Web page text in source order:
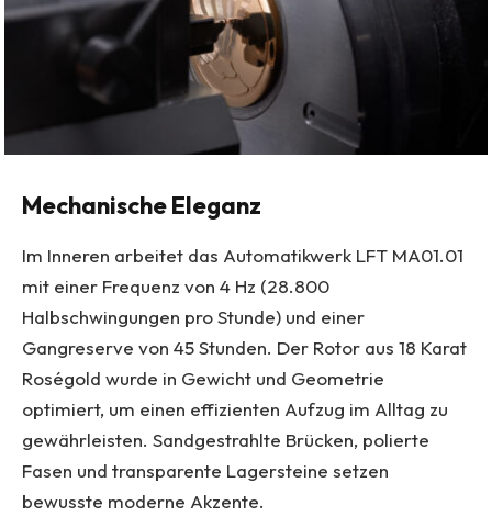
Mechanische Eleganz
Im Inneren arbeitet das Automatikwerk LFT MA01.01
mit einer Frequenz von 4 Hz (28.800
Halbschwingungen pro Stunde) und einer
Gangreserve von 45 Stunden. Der Rotor aus 18 Karat
Roségold wurde in Gewicht und Geometrie
optimiert, um einen effizienten Aufzug im Alltag zu
gewährleisten. Sandgestrahlte Brücken, polierte
Fasen und transparente Lagersteine setzen
bewusste moderne Akzente.